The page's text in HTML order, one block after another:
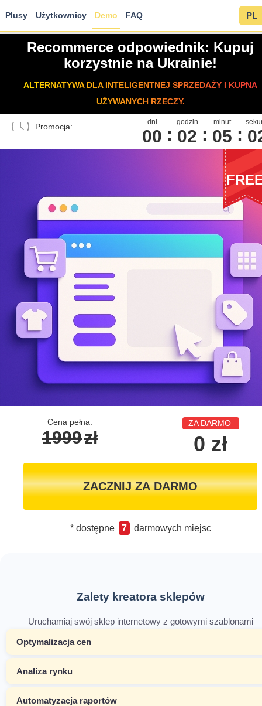
Plusy Użytkownicy Demo FAQ PL
Recommerce odpowiednik: Kupuj
korzystnie na Ukrainie!
ALTERNATYWA DLA INTELIGENTNEJ SPRZEDAŻY I KUPNA
UŻYWANYCH RZECZY.
Promocja: dni
00
godzin
02
minut
05 0
Cena pełna:
1999zł
ZA DARMO
0 zł
ZACZNIJ ZA DARMO
* dostępne 7 darmowych miejsc
Zalety kreatora sklepów
Uruchamiaj swój sklep internetowy z gotowymi szablonami
Optymalizacja cen
Analiza rynku
Automatyzacja raportów